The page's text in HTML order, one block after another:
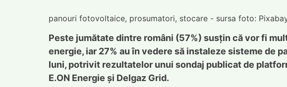
panouri fotovoltaice, prosumatori, stocare - sursa foto:
Peste jumătate dintre români (57%) susțin că vor fi
energie, iar 27% au în vedere să instaleze sisteme de
luni, potrivit rezultatelor unui sondaj publicat de
E.ON Energie și Delgaz Grid.